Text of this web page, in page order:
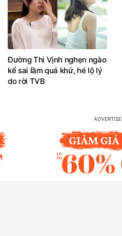
Đường Thi Vịnh nghẹn ngào
kể sai lầm quá khứ, hé lộ lý
do rời TVB